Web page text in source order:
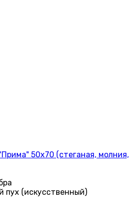
50х70 (стеганая, молния,
пух (искусственный)